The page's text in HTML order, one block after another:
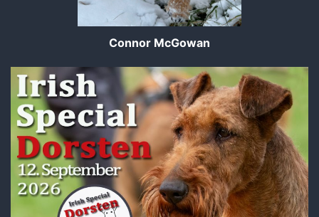
Connor McGowan